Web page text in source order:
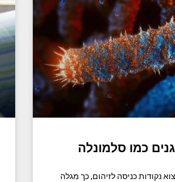
כמו סלמונלה
נקודות כניסה לזיהום, כך מגלה